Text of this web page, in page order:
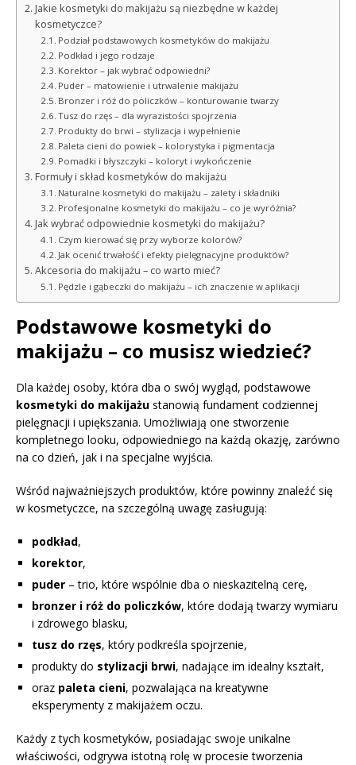
Jakie kosmetyki do makijażu są niezbędne w każdej
kosmetyczce?
Podział podstawowych kosmetyków do makijażu
Podkład i jego rodzaje
Korektor – jak wybrać odpowiedni?
Puder – matowienie i utrwalenie makijażu
Bronzer i róż do policzków – konturowanie twarzy
Tusz do rzęs – dla wyrazistości spojrzenia
Produkty do brwi – stylizacja i wypełnienie
Paleta cieni do powiek – kolorystyka i pigmentacja
Pomadki i błyszczyki – koloryt i wykończenie
Formuły i skład kosmetyków do makijażu
Naturalne kosmetyki do makijażu – zalety i składniki
Profesjonalne kosmetyki do makijażu – co je wyróżnia?
Jak wybrać odpowiednie kosmetyki do makijażu?
Czym kierować się przy wyborze kolorów?
Jak ocenić trwałość i efekty pielęgnacyjne produktów?
Akcesoria do makijażu – co warto mieć?
Pędzle i gąbeczki do makijażu – ich znaczenie w aplikacji
Podstawowe kosmetyki do
makijażu – co musisz wiedzieć?
Dla każdej osoby, która dba o swój wygląd, podstawowe
kosmetyki do makijażu stanowią fundament codziennej
pielęgnacji i upiększania. Umożliwiają one stworzenie
kompletnego looku, odpowiedniego na każdą okazję, zarówno
na co dzień, jak i na specjalne wyjścia.
Wśród najważniejszych produktów, które powinny znaleźć się
w kosmetyczce, na szczególną uwagę zasługują:
podkład,
korektor,
puder – trio, które wspólnie dba o nieskazitelną cerę,
bronzer i róż do policzków, które dodają twarzy wymiaru
i zdrowego blasku,
tusz do rzęs, który podkreśla spojrzenie,
produkty do stylizacji brwi, nadające im idealny kształt,
oraz paleta cieni, pozwalająca na kreatywne
eksperymenty z makijażem oczu.
Każdy z tych kosmetyków, posiadając swoje unikalne
właściwości, odgrywa istotną rolę w procesie tworzenia